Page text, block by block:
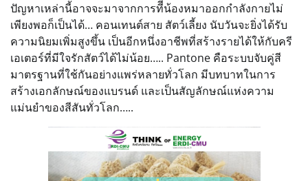
ปัญหาเหล่านี้อาจจะมาจากการทีีน้องหมาออกกำลังกายไม่
เพียงพอก็เป็นได้… คอนเทนต์สาย สัตว์เลี้ยง นับวันจะยิ่งได้รับ
ความนิยมเพิ่มสูงขึ้น เป็นอีกหนึ่งอาชีพที่สร้างรายได้ให้กับครี
เอเตอร์ที่มีใจรักสัตว์ได้ไม่น้อย….. Pantone คือระบบจับคู่สี
มาตรฐานที่ใช้กันอย่างแพร่หลายทั่วโลก มีบทบาทในการ
สร้างเอกลักษณ์ของแบรนด์ และเป็นสัญลักษณ์แห่งความ
แม่นยำของสีสันทั่วโลก…..